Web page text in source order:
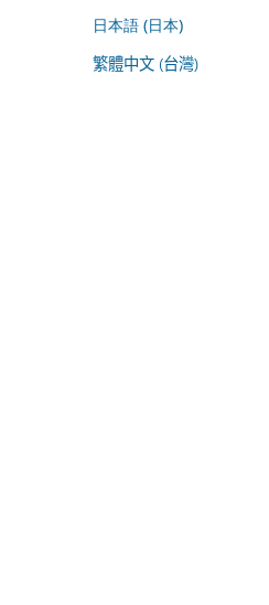
日本語 (日本)
繁體中文 (台灣)